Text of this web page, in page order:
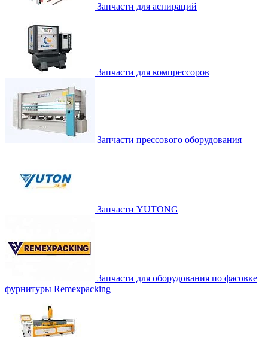
Запчасти для аспираций
Запчасти для компрессоров
Запчасти прессового оборудования
Запчасти YUTONG
Запчасти для оборудования по фасовке
фурнитуры Remexpacking